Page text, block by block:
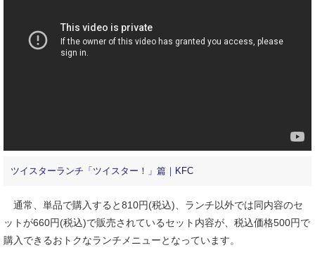
ツイスターランチ「ツイスター！」篇｜KFC
通常、単品で購入すると810円(税込)、ランチ以外では同内容のセ
ットが660円(税込)で販売されているセット内容が、税込価格500円で
購入できるおトクなランチメニューとなっています。